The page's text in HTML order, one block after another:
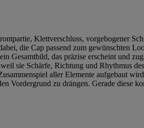
Klettverschluss, vorgebogener
die Cap passend zum gewünschten
Gesamtbild, das präzise erscheint und
sie Schärfe, Richtung und Rhythmus
aller Elemente aufgebaut
Vordergrund zu drängen. Gerade diese